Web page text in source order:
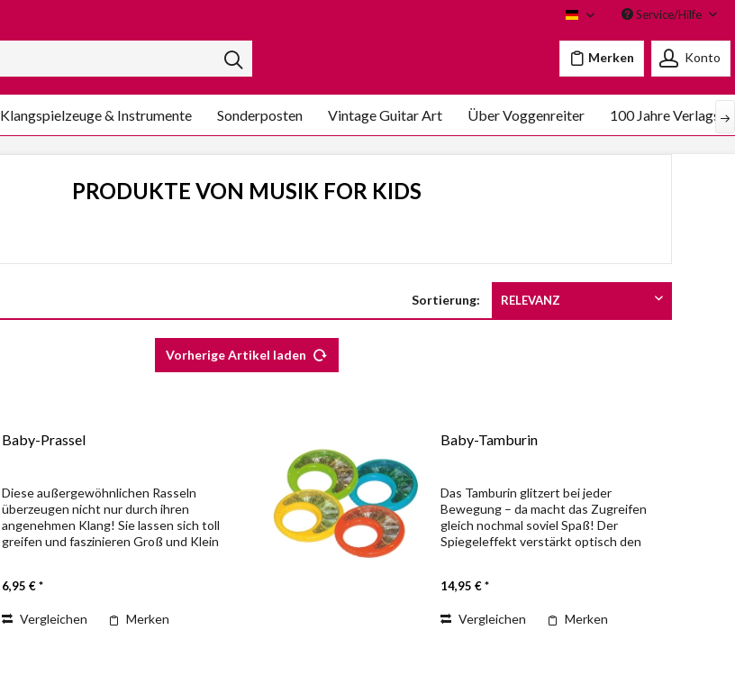
VoggenreiterService/Hilfe
Merken Konto
Klangspielzeuge & Instrumente Sonderposten Vintage Guitar Art Über Voggenreiter 100 Jahre Verlags
PRODUKTE VON MUSIK FOR KIDS
Sortierung:
Vorherige Artikel laden
Baby-Prassel
Diese außergewöhnlichen Rasseln
überzeugen nicht nur durch ihren
angenehmen Klang! Sie lassen sich toll
greifen und faszinieren Groß und Klein
bleibt die...
6,95 € *
Vergleichen Merken
Baby-Tamburin
Das Tamburin glitzert bei jeder
Bewegung – da macht das Zugreifen
gleich nochmal soviel Spaß! Der
Spiegeleffekt verstärkt optisch den
Unsere Produktlinie Music...
14,95 € *
Vergleichen Merken